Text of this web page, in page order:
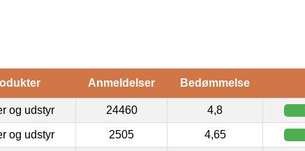
Anmeldelser Bedømmelse
og udstyr 24460 4,8
og udstyr 2505 4,65